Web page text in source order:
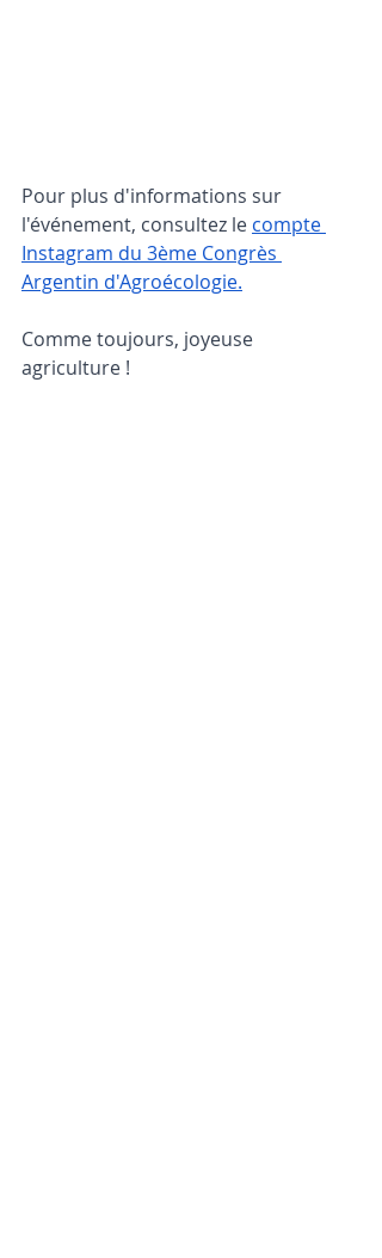
Pour plus d'informations sur
l'événement, consultez le compte
Instagram du 3ème Congrès
Argentin d'Agroécologie.
Comme toujours, joyeuse
agriculture !